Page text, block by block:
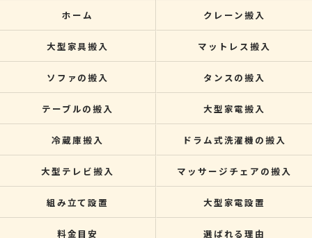
ホーム クレーン搬入
大型家具搬入 マットレス搬入
ソファの搬入 タンスの搬入
テーブルの搬入 大型家電搬入
冷蔵庫搬入 ドラム式洗濯機の搬入
大型テレビ搬入 マッサージチェアの搬入
組み立て設置 大型家電設置
料金目安 選ばれる理由